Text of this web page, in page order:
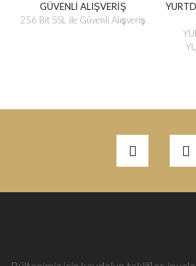
GÜVENLİ ALIŞVERİŞ
256 Bit SSL ile Güvenli Alışveriş